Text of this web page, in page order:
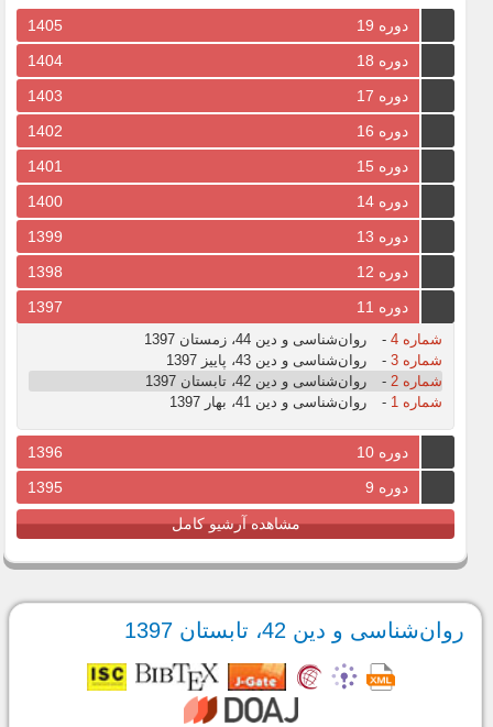
دوره 19
1405
دوره 18
1404
دوره 17
1403
دوره 16
1402
دوره 15
1401
دوره 14
1400
دوره 13
1399
دوره 12
1398
دوره 11
1397
شماره 4 -
روان‌شناسی و دین 44، زمستان 1397
شماره 3
-
روان‌شناسی و دین 43، پاییز 1397
شماره 2
-
روان‌شناسی و دین 42، تابستان 1397
شماره 1
- روان‌شناسی و دین 41، بهار 1397
دوره 10
1396
دوره 9
1395
مشاهده آرشیو کامل
روان‌شناسی و دین 42، تابستان 1397